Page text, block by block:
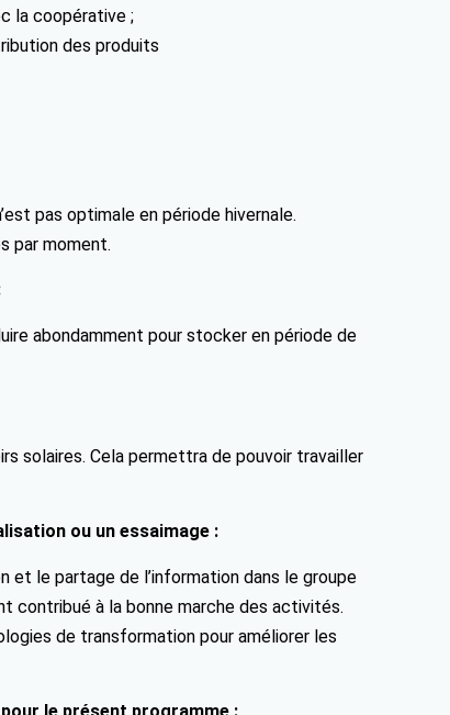
la coopérative ;
des produits
pas optimale en période hivernale.
par moment.
abondamment pour stocker en période de
solaires. Cela permettra de pouvoir travailler
ou un essaimage :
et le partage de l’information dans le groupe
contribué à la bonne marche des activités.
de transformation pour améliorer les